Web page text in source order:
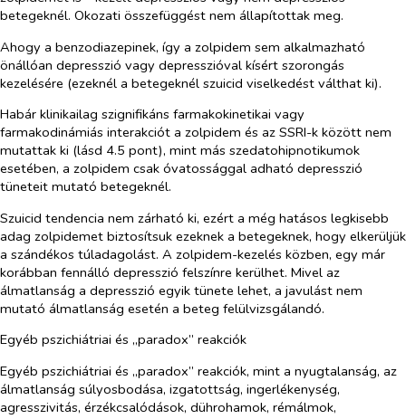
betegeknél. Okozati összefüggést nem állapítottak meg.
Ahogy a benzodiazepinek, így a zolpidem sem alkalmazható
önállóan depresszió vagy depresszióval kísért szorongás
kezelésére (ezeknél a betegeknél szuicid viselkedést válthat ki).
Habár klinikailag szignifikáns farmakokinetikai vagy
farmakodinámiás interakciót a zolpidem és az SSRI-k között nem
mutattak ki (lásd 4.5 pont), mint más szedatohipnotikumok
esetében, a zolpidem csak óvatossággal adható depresszió
tüneteit mutató betegeknél.
Szuicid tendencia nem zárható ki, ezért a még hatásos legkisebb
adag zolpidemet biztosítsuk ezeknek a betegeknek, hogy elkerüljük
a szándékos túladagolást. A zolpidem-kezelés közben, egy már
korábban fennálló depresszió felszínre kerülhet. Mivel az
álmatlanság a depresszió egyik tünete lehet, a javulást nem
mutató álmatlanság esetén a beteg felülvizsgálandó.
Egyéb pszichiátriai és „paradox” reakciók
Egyéb pszichiátriai és „paradox” reakciók, mint a nyugtalanság, az
álmatlanság súlyosbodása, izgatottság, ingerlékenység,
agresszivitás, érzékcsalódások, dührohamok, rémálmok,